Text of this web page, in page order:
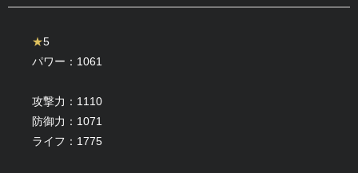
★5
パワー：1061
攻撃力： 1110
防御力： 1071
ライフ： 1775